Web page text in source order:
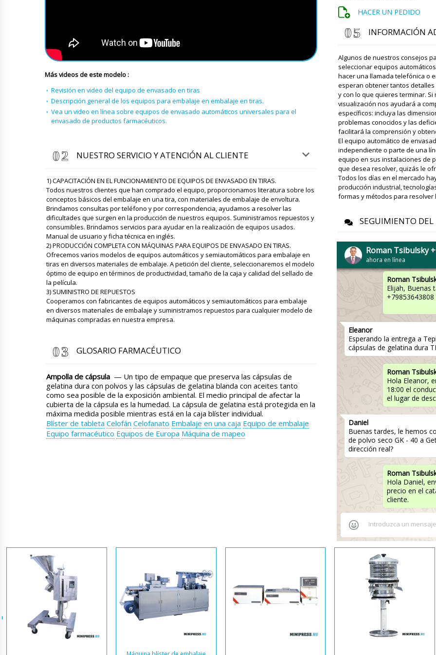
Más videos de este modelo :
Revisión en video del equipo de envasado en tiras
Descripción general de los equipos para embalaje en embalaje en tiras.
Vea un video en línea sobre equipos de envasado automáticos universales para el
envasado de productos farmacéuticos.
NUESTRO SERVICIO Y ATENCIÓN AL CLIENTE
1) CAPACITACIÓN EN EL FUNCIONAMIENTO DE EQUIPOS DE ENVASADO EN TIRAS.
Todos nuestros clientes que han comprado el equipo, proporcionamos literatura sobre los
conceptos básicos del embalaje en una tira, con materiales de embalaje de envoltura.
Brindamos consultas por teléfono y por correspondencia, ayudamos a resolver las
dificultades que surgen en la producción de nuestros equipos. Suministramos repuestos y
consumibles. Brindamos servicios para ayudar en la realización de equipos usados.
Manual de usuario y ficha técnica en inglés.
2) PRODUCCIÓN COMPLETA CON MÁQUINAS PARA EQUIPOS DE ENVASADO EN TIRAS.
Ofrecemos varios modelos de equipos automáticos y semiautomáticos para embalaje en
tiras en diversos materiales de embalaje. A petición del cliente, seleccionaremos el modelo
óptimo de equipo en términos de productividad, tamaño de la caja y calidad del sellado de
la película.
3) SUMINISTRO DE REPUESTOS
Cooperamos con fabricantes de equipos automáticos y semiautomáticos para embalaje
en diversos materiales de embalaje y suministramos repuestos para cualquier modelo de
máquinas compradas en nuestra empresa.
GLOSARIO FARMACÉUTICO
Ampolla de cápsula — Un tipo de empaque que preserva las cápsulas de
gelatina dura con polvos y las cápsulas de gelatina blanda con aceites tanto
como sea posible de la exposición ambiental. El medio principal de afectar la
cubierta de la cápsula es la humedad. La cápsula de gelatina está protegida en la
máxima medida posible mientras está en la caja blíster individual.
Blíster de tableta Celofán Celofanato Embalaje en una caja Equipo de embalaje
Equipo farmacéutico Equipos de Europa Máquina de mapeo
HACER UN PEDIDO
INFORMACIÓN
Algunos de nuestros consejos
seleccionar equipos
hacer una llamada telefónica o
esperan obtener tantos detalles
y con lo que quieres terminar.
visualización nos ayudará a
específicos: incluya las
problemas conocidos y las
facilitará la comprensión y
El equipo automático de
independiente o parte de una
equipo en sus instalaciones de
que desea resolver, quizás le
Todos los días en el mercado
producción industrial,
formas y métodos para resolver
SEGUIMIENTO DEL
Roman Tsibulsky
ahora en línea
Sofía
Granulador de polvo seco y
Roman
Sofía, buenas
representante,
envío a la
Logan
¡Hola Roman! Gracias por
¡Estamos muy contentos
Roman
Hola Logan,
vacío LZY-01.
Elijah
de plástico, programado
realizar la prueba.
Roman
Elijah, Buenas
Eleanor
Esperando la entrega a
cápsulas de gelatina dura
Roman
Hola Eleanor,
18:00 el
el lugar de
Daniel
Buenas tardes, le hemos
de polvo seco GK - 40 a
dirección real?
Roman
Hola Daniel,
precio en el
cliente.